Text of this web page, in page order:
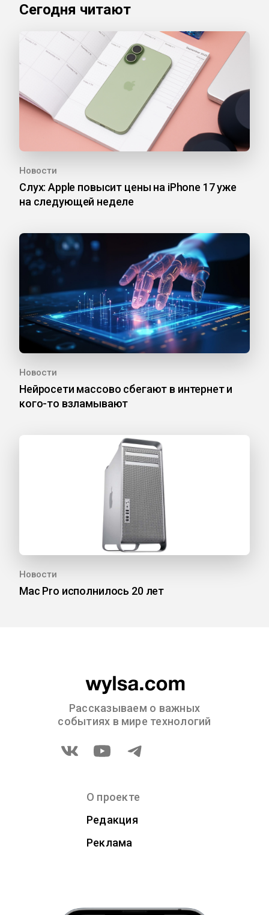
Сегодня читают
Новости
Слух: Apple повысит цены на iPhone 17 уже
на следующей неделе
Новости
Нейросети массово сбегают в интернет и
кого-то взламывают
Новости
Mac Pro исполнилось 20 лет
Рассказываем о важных
событиях в мире технологий
О проекте
Редакция
Реклама